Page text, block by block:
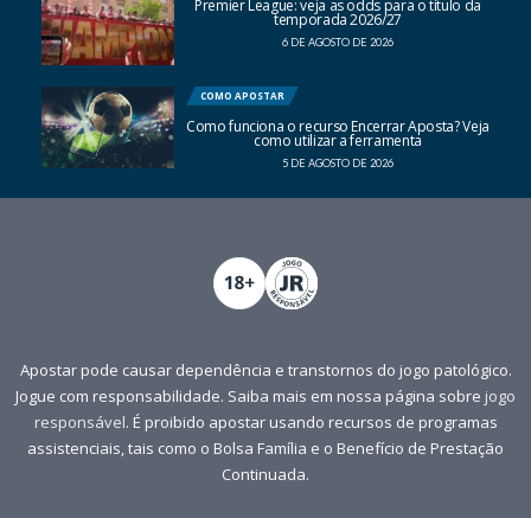
Premier League: veja as odds para o título da
temporada 2026/27
6 DE AGOSTO DE 2026
COMO APOSTAR
Como funciona o recurso Encerrar Aposta? Veja
como utilizar a ferramenta
5 DE AGOSTO DE 2026
Apostar pode causar dependência e transtornos do jogo patológico.
Jogue com responsabilidade. Saiba mais em nossa página sobre jogo
responsável. É proibido apostar usando recursos de programas
assistenciais, tais como o Bolsa Família e o Benefício de Prestação
Continuada.